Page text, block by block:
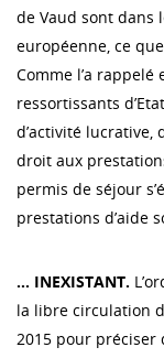
de Vaud sont dans
européenne, ce
Comme l’a rappelé
ressortissants
d’activité lucrative,
droit aux
permis de séjour
prestations d’aide
… INEXISTANT.
la libre circulation
2015 pour préciser